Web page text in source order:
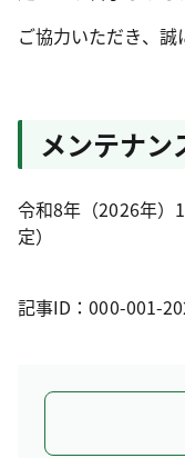
ご協力いただき、誠
メンテナン
令和8年（2026年）
定）
記事ID：000-001-